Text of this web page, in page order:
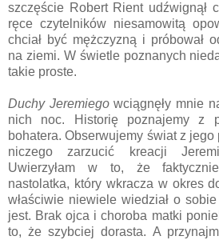
szczęście Robert Rient udźwignął
ręce czytelników niesamowitą
chciał być mężczyzną i próbował
na ziemi. W świetle poznanych
takie proste.
Duchy Jeremiegowciągnęły mnie
nich noc. Historię poznajemy z
bohatera. Obserwujemy świat z
niczego zarzucić kreacji
Uwierzyłam w to, że
nastolatka, który wkracza w okres
właściwie niewiele wiedział o
jest. Brak ojca i choroba matki
to, że szybciej dorasta. A